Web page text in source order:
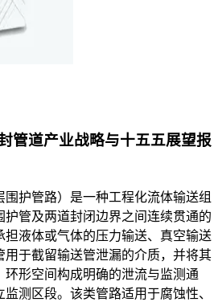
管道产业战略与十五五展望报
护管路）是一种工程化流体输送组
管及两道封闭边界之间连续贯通的
担液体或气体的压力输送、真空输送
用于截留输送管泄漏的介质，并将其
环形空间构成明确的泄流与监测通
测区段。该类管路适用于腐蚀性、